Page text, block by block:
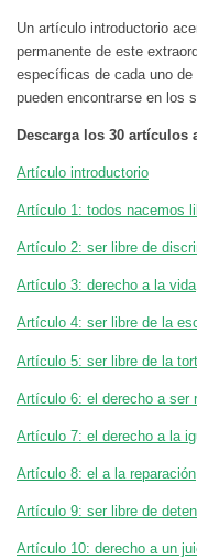
Un artículo introductorio
permanente de este
específicas de cada uno
pueden encontrarse en los
Descarga los 30 artículos
Artículo introductorio
Artículo 1: todos nacemos
Artículo 2: ser libre de
Artículo 3: derecho a la vida
Artículo 4: ser libre de la
Artículo 5: ser libre de la
Artículo 6: el derecho a ser
Artículo 7: el derecho a la
Artículo 8: el a la reparación
Artículo 9: ser libre de
Artículo 10: derecho a un